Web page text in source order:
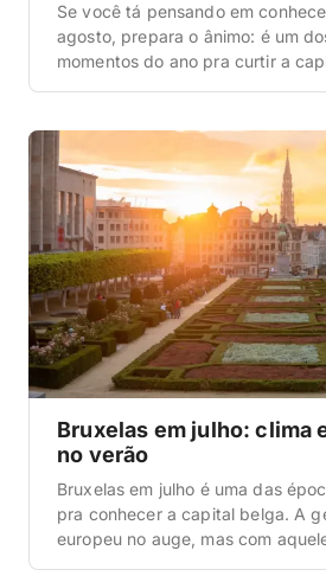
Se você tá pensando em
agosto, prepara o ânimo: é um
momentos do ano pra curtir a
fica ameno, anoitece tarde
dá pra circular a pé com muita
Quando a gente foi […]
Bruxelas em julho: clima
no verão
Bruxelas em julho é uma das
pra conhecer a capital belga. A
europeu no auge, mas com